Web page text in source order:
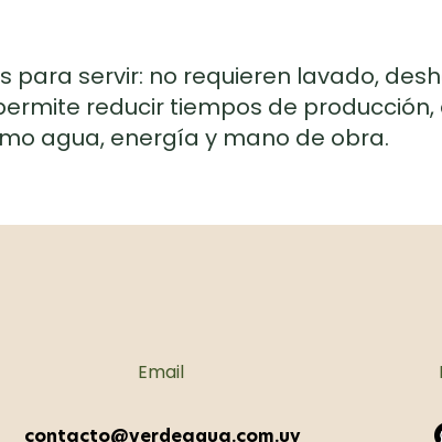
para servir: no requieren lavado,
reducir tiempos de
agua, energía y mano de obra.
Email
contacto@verdeagua.com.uy